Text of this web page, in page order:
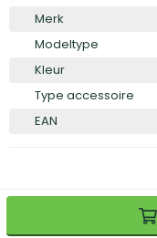
Merk
Modeltype
Kleur
Type accessoire
EAN